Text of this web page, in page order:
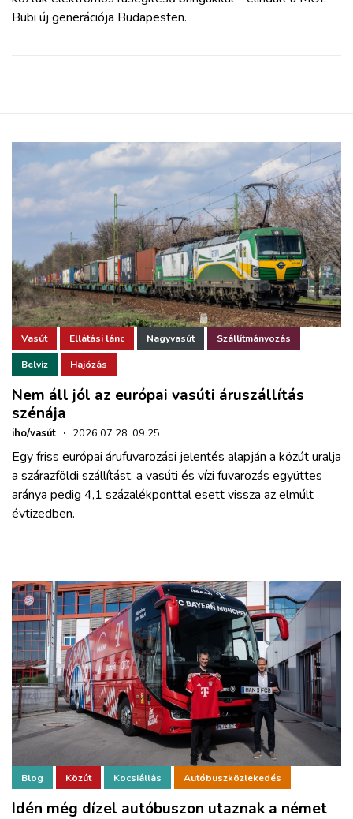
Bubi új generációja Budapesten.
Vasút Ellátási lánc Nagyvasút Szállítmányozás
Belvíz Hajózás
Nem áll jól az európai vasúti áruszállítás
szénája
iho/vasút · 2026.07.28. 09:25
Egy friss európai árufuvarozási jelentés alapján a közút uralja
a szárazföldi szállítást, a vasúti és vízi fuvarozás együttes
aránya pedig 4,1 százalékponttal esett vissza az elmúlt
évtizedben.
Blog Közút Kocsiállás Autóbuszközlekedés
Idén még dízel autóbuszon utaznak a német